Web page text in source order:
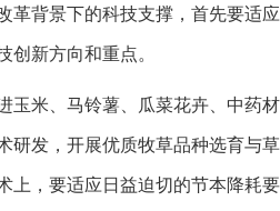
革背景下的科技支撑，首先要适
新方向和重点。
玉米、马铃薯、瓜菜花卉、中药
研发，开展优质牧草品种选育与
上，要适应日益迫切的节本降耗